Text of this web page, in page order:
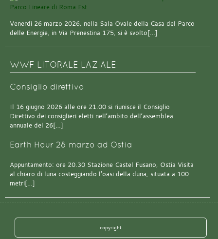
Venerdì 26 marzo 2026, nella Sala Ovale della Casa del Parco
delle Energie, in Via Prenestina 175, si è svolto[…]
WWF LITORALE LAZIALE
Consiglio direttivo
Il 16 giugno 2026 alle ore 21.00 si riunisce il Consiglio
Direttivo dei consiglieri eletti nell’ambito dell’assemblea
annuale del 26[…]
Earth Hour 28 marzo ad Ostia
Appuntamento: ore 20.30 Stazione Castel Fusano, Ostia Visita
al chiaro di luna costeggiando l’oasi della duna, situata a 100
metri[…]
copyright